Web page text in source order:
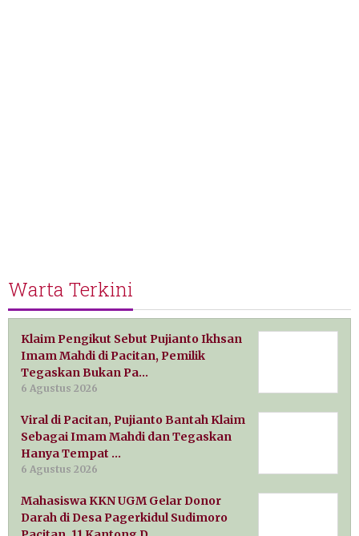
Warta Terkini
Klaim Pengikut Sebut Pujianto Ikhsan
Imam Mahdi di Pacitan, Pemilik
Tegaskan Bukan Pa…
6 Agustus 2026
Viral di Pacitan, Pujianto Bantah Klaim
Sebagai Imam Mahdi dan Tegaskan
Hanya Tempat …
6 Agustus 2026
Mahasiswa KKN UGM Gelar Donor
Darah di Desa Pagerkidul Sudimoro